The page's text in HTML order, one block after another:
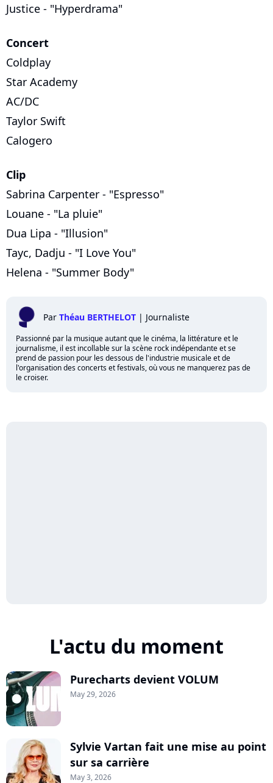
Justice - "Hyperdrama"
Concert
Coldplay
Star Academy
AC/DC
Taylor Swift
Calogero
Clip
Sabrina Carpenter - "Espresso"
Louane - "La pluie"
Dua Lipa - "Illusion"
Tayc, Dadju - "I Love You"
Helena - "Summer Body"
Par Théau BERTHELOT | Journaliste
Passionné par la musique autant que le cinéma, la littérature et le
journalisme, il est incollable sur la scène rock indépendante et se
prend de passion pour les dessous de l'industrie musicale et de
l'organisation des concerts et festivals, où vous ne manquerez pas de
le croiser.
L'actu du moment
Purecharts devient VOLUM
May 29, 2026
Sylvie Vartan fait une mise au point
sur sa carrière
May 3, 2026